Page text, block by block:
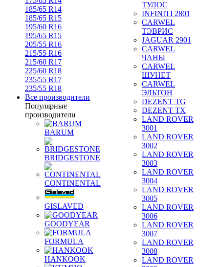
185/65 R14
185/65 R15
195/60 R16
195/65 R15
205/55 R16
215/55 R16
215/60 R17
225/60 R18
235/55 R17
235/55 R18
Все производители
Популярные
производители
BARUM
BRIDGESTONE
CONTINENTAL
GISLAVED
GOODYEAR
FORMULA
HANKOOK
ТУЛОС
INFINITI 2801
CARWEL
ТЭВРИС
JAGUAR 2901
CARWEL
ЧАНЫ
CARWEL
ШУНЕТ
CARWEL
ЭЛЬТОН
DEZENT TG
DEZENT TX
LAND ROVER
3001
LAND ROVER
3002
LAND ROVER
3003
LAND ROVER
3004
LAND ROVER
3005
LAND ROVER
3006
LAND ROVER
3007
LAND ROVER
3008
LAND ROVER